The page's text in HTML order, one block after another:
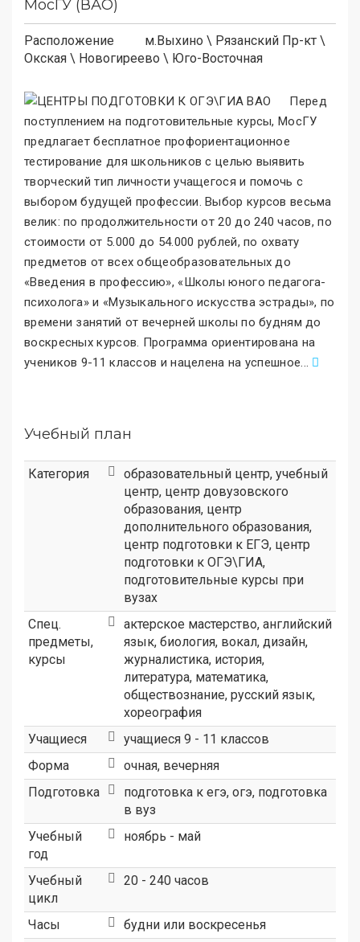
МосГУ (ВАО)
Расположение м.Выхино \ Рязанский Пр-кт \
Окская \ Новогиреево \ Юго-Восточная
Перед
поступлением на подготовительные курсы, МосГУ
предлагает бесплатное профориентационное
тестирование для школьников с целью выявить
творческий тип личности учащегося и помочь с
выбором будущей профессии. Выбор курсов весьма
велик: по продолжительности от 20 до 240 часов, по
стоимости от 5.000 до 54.000 рублей, по охвату
предметов от всех общеобразовательных до
«Введения в профессию», «Школы юного педагога-
психолога» и «Музыкального искусства эстрады», по
времени занятий от вечерней школы по будням до
воскресных курсов. Программа ориентирована на
учеников 9-11 классов и нацелена на успешное...
Учебный план
Категория образовательный центр, учебный
центр, центр довузовского
образования, центр
дополнительного образования,
центр подготовки к ЕГЭ, центр
подготовки к ОГЭ\ГИА,
подготовительные курсы при
вузах
Спец.
предметы,
курсы
актерское мастерство, английский
язык, биология, вокал, дизайн,
журналистика, история,
литература, математика,
обществознание, русский язык,
хореография
Учащиеся
учащиеся 9 - 11 классов
Форма
очная, вечерняя
Подготовка
подготовка к егэ, огэ, подготовка
в вуз
Учебный
год
ноябрь - май
Учебный
цикл
20 - 240 часов
Часы
будни или воскресенья